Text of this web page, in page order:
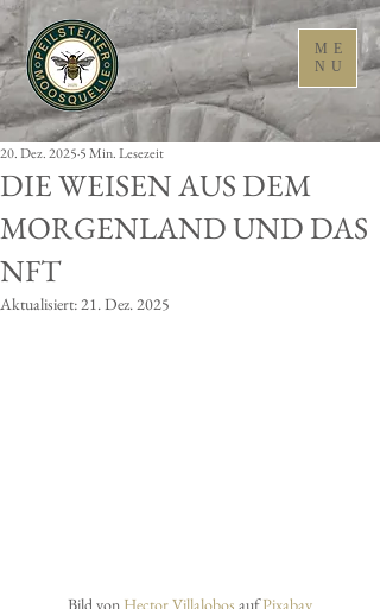
ME
NU
DIE WEISEN AUS DEM
MORGENLAND UND DAS
NFT
20. Dez. 2025 5 Min. Lesezeit
Aktualisiert:21. Dez. 2025
Bild von Hector Villalobos auf Pixabay